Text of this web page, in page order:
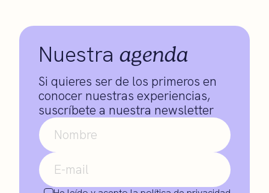
Nuestra agenda
Si quieres ser de los primeros en
conocer nuestras experiencias,
suscríbete a nuestra newsletter